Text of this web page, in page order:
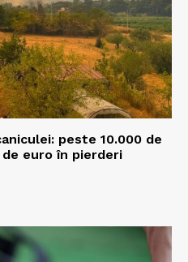
peste 10.000 de
euro în pierderi